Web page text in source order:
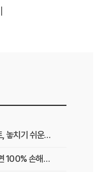
실제 경험자가 말하는 암보험다이렉트, 놓치기 쉬운 핵심 보장 총정리
암보험다이렉트, 이것 모르고 가입하면 100% 손해! 후회 없는 선택법